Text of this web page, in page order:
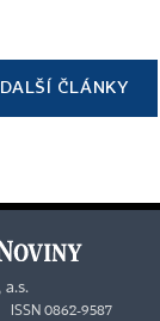
DALŠÍ ČLÁNKY
a.s.
ISSN 0862-9587